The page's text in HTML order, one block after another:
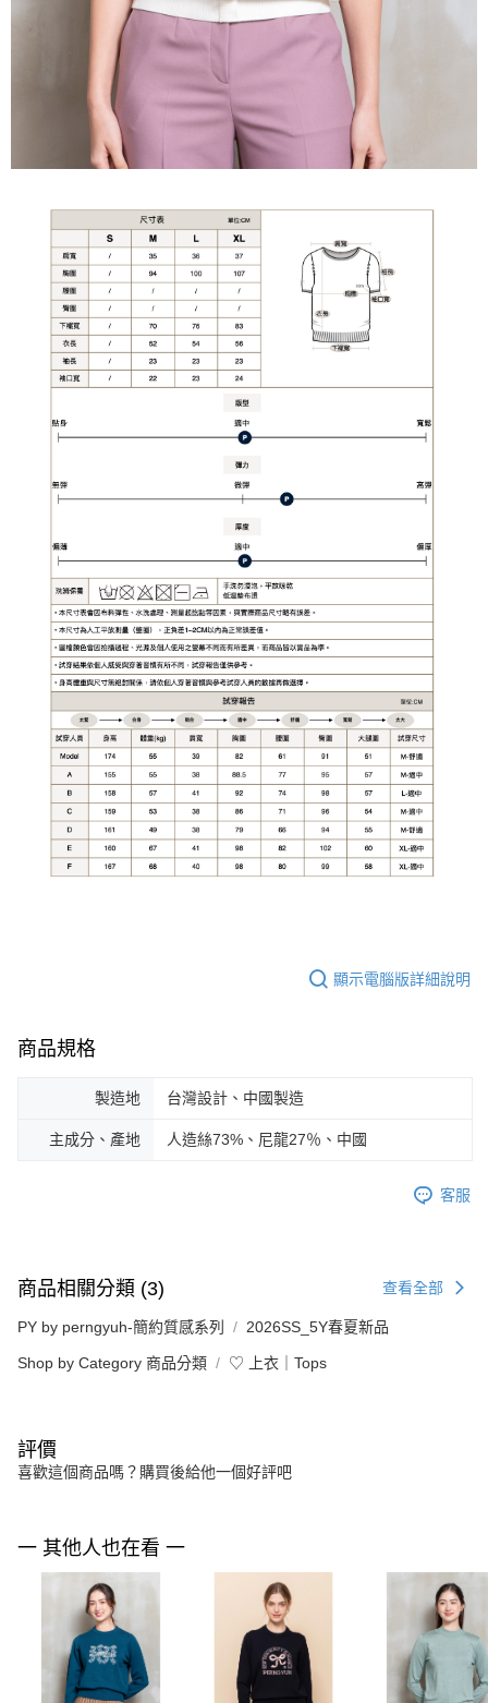
顯示電腦版詳細說明
商品規格
製造地 台灣設計、中國製造
主成分、產地 人造絲73%、尼龍27％、中國
客服
商品相關分類 (3) 查看全部
PY by perngyuh-簡約質感系列 2026SS_5Y春夏新品
Shop by Category 商品分類 ♡ 上衣｜Tops
評價
喜歡這個商品嗎？購買後給他一個好評吧
一 其他人也在看 一